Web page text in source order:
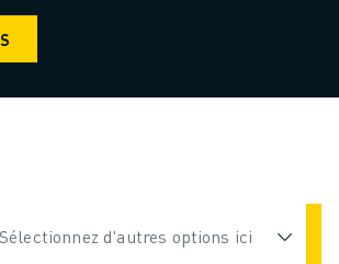
Applications Industries
Sélectionnez d'autres options ici